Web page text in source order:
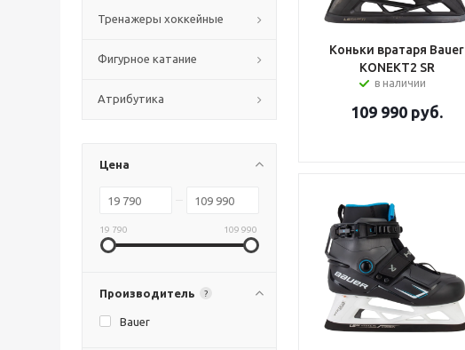
Тренажеры хоккейные
Фигурное катание
Атрибутика
Цена
19 790 109 990
Производитель ?
Bauer
Коньки вратаря Bauer
KONEKT2 SR
в наличии
109 990 руб.